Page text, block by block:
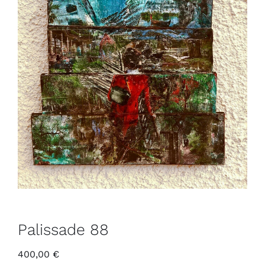
Palissade 88
400,00 €